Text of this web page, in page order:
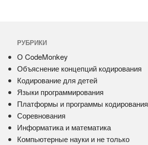
РУБРИКИ
О CodeMonkey
Объяснение концепций кодирования
Кодирование для детей
Языки программирования
Платформы и программы кодирования
Соревнования
Информатика и математика
Компьютерные науки и не только